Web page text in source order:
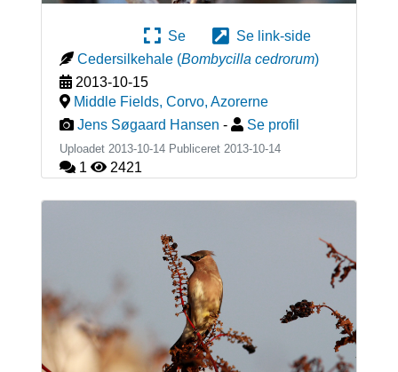
Se
Se link-side
Cedersilkehale (Bombycilla cedrorum)
2013-10-15
Middle Fields, Corvo, Azorerne
Jens Søgaard Hansen - Se profil
Uploadet 2013-10-14 Publiceret 2013-10-14
1 2421